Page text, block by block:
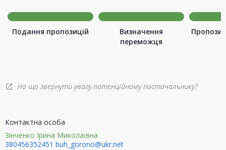
Подання пропозицій
Визначення
переможця
open_in_new На що звернути увагу потенційному постачальнику?
Контактна особа
Зінченко Ірина Миколаївна
380456352451 buh_gorono@ukr.net